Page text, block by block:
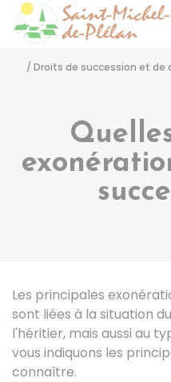
/ Droits de succession et de
Les principales
sont liées à la situation
l'héritier, mais aussi au
vous indiquons les
connaître.